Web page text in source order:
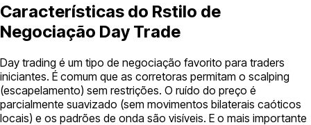
Características do Rstilo de
Negociação Day Trade
Day trading é um tipo de negociação favorito para traders
iniciantes. É comum que as corretoras permitam o scalping
(escapelamento) sem restrições. O ruído do preço é
parcialmente suavizado (sem movimentos bilaterais caóticos
locais) e os padrões de onda são visíveis. E o mais importante